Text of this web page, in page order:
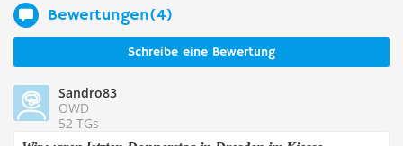
Bewertungen(4)
Schreibe eine Bewertung
Sandro83
OWD
52 TGs